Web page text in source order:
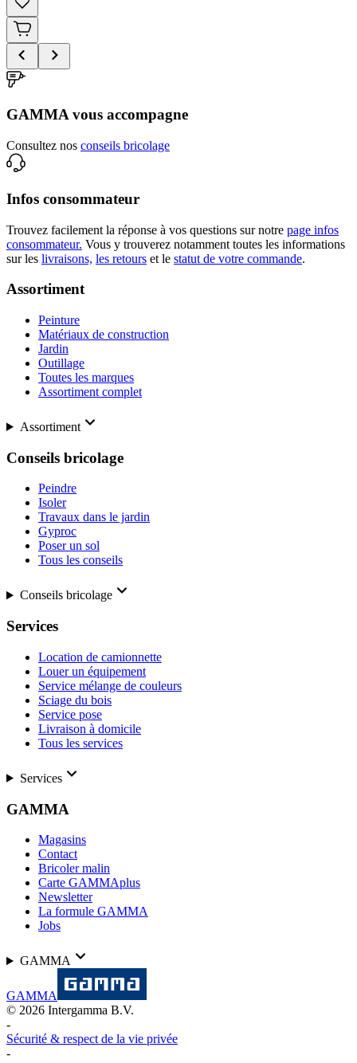
GAMMA vous accompagne
Consultez nos conseils bricolage
Infos consommateur
Trouvez facilement la réponse à vos questions sur notre page infos
consommateur. Vous y trouverez notamment toutes les informations
sur les livraisons, les retours et le statut de votre commande.
Assortiment
Peinture
Matériaux de construction
Jardin
Outillage
Toutes les marques
Assortiment complet
Assortiment
Conseils bricolage
Peindre
Isoler
Travaux dans le jardin
Gyproc
Poser un sol
Tous les conseils
Conseils bricolage
Services
Location de camionnette
Louer un équipement
Service mélange de couleurs
Sciage du bois
Service pose
Livraison à domicile
Tous les services
Services
GAMMA
Magasins
Contact
Bricoler malin
Carte GAMMAplus
Newsletter
La formule GAMMA
Jobs
GAMMA
GAMMA
© 2026 Intergamma B.V.
-
Sécurité & respect de la vie privée
-